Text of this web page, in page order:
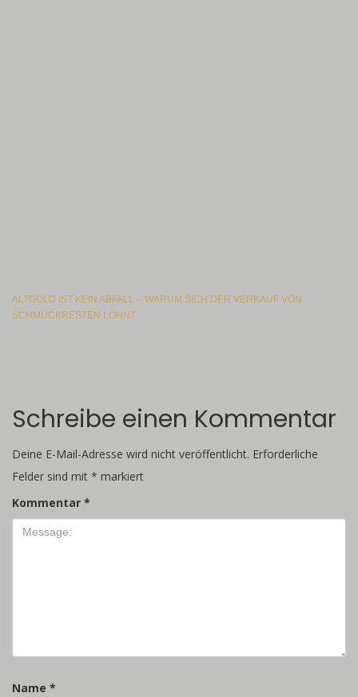
ALTGOLD IST KEIN ABFALL – WARUM SICH DER VERKAUF VON
SCHMUCKRESTEN LOHNT
Schreibe einen Kommentar
Deine E-Mail-Adresse wird nicht veröffentlicht. Erforderliche
Felder sind mit * markiert
Kommentar *
Name *